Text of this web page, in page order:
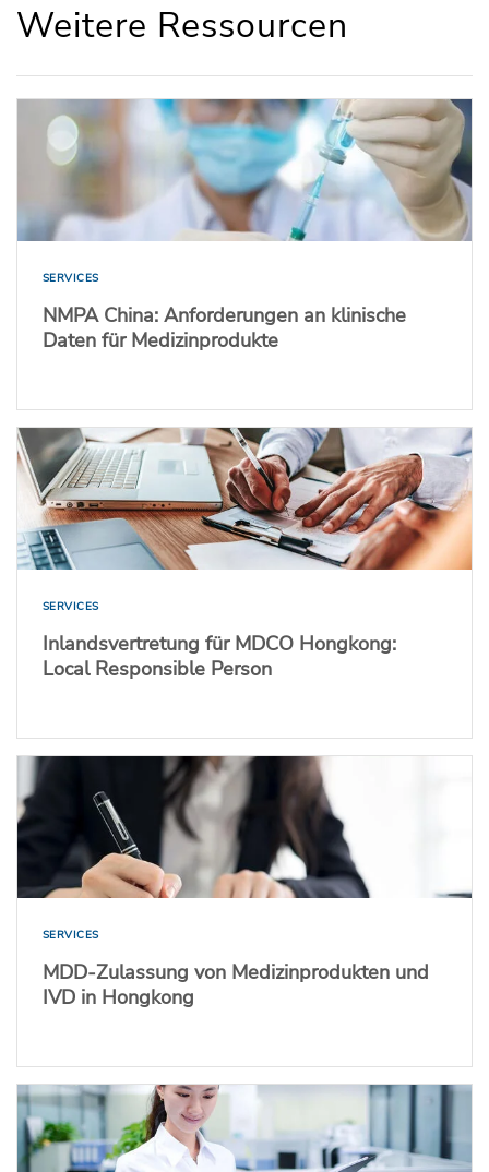
Weitere Ressourcen
SERVICES
NMPA China: Anforderungen an klinische
Daten für Medizinprodukte
SERVICES
Inlandsvertretung für MDCO Hongkong:
Local Responsible Person
SERVICES
MDD-Zulassung von Medizinprodukten und
IVD in Hongkong